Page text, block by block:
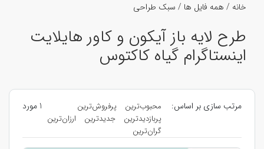
خانه / همه فایل ها / سبک طراحی
طرح لایه باز آیکون و کاور هایلایت
اینستاگرام گیاه کاکتوس
مرتب سازی بر اساس: محبوب‌ترین
پرفروش‌ترین
پربازدیدترین
جدیدترین
ارزان‌ترین
گران‌ترین
1 مورد